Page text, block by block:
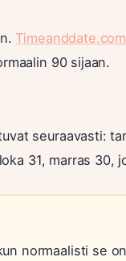
90 sijaan.
seuraavasti:
31, marras 30,
normaalisti se